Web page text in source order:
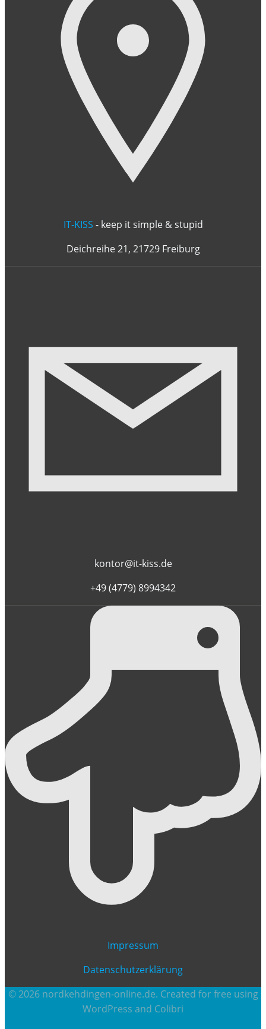
IT-KISS - keep it simple & stupid
Deichreihe 21, 21729 Freiburg
kontor@it-kiss.de
+49 (4779) 8994342
Impressum
Datenschutzerklärung
© 2026 nordkehdingen-online.de. Created for free using
WordPress and Colibri